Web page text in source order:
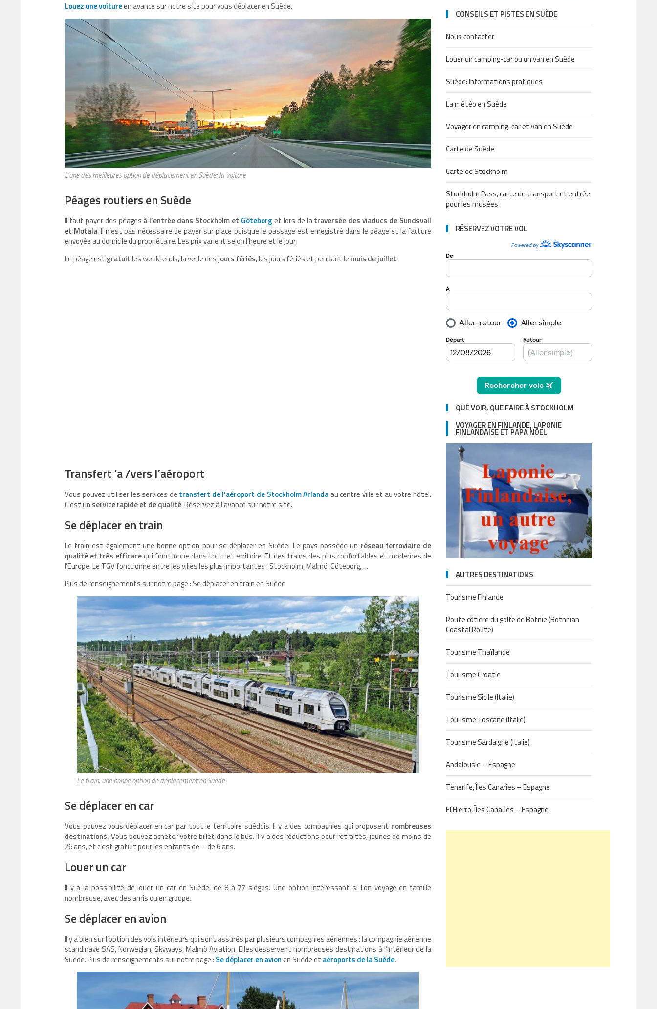
Louez une voitureen avance sur notre site pour vous déplacer en Suède.
L’une des meilleures option de déplacement en Suède: la voiture
Péages routiers en Suède
Il faut payer des péages à l’entrée dans Stockholm et Göteborg et lors de latraversée des viaducs de Sundsvall
et Motala. Il n’est pas nécessaire de payer sur place puisque le passage est enregistré dans le péage et la facture
envoyée au domicile du propriétaire. Les prix varient selon l’heure et le jour.
Le péage est gratuitles week-ends, la veille des jours fériés, les jours fériés et pendant le mois de juillet.
Transfert ‘a /vers l’aéroport
Vous pouvez utiliser les services de transfert de l’aéroport de Stockholm Arlanda au centre ville et au votre hôtel.
C’est un service rapide et de qualité. Réservez à l’avance sur notre site.
Se déplacer en train
Le train est également une bonne option pour se déplacer en Suède. Le pays possède un réseau ferroviaire de
qualité et très efficacequi fonctionne dans tout le territoire. Et des trains des plus confortables et modernes de
l’Europe. Le TGV fonctionne entre les villes les plus importantes : Stockholm, Malmö, Göteborg,….
Plus de renseignements sur notre page : Se déplacer en train en Suède
Le train, une bonne option de déplacement en Suède
Se déplacer en car
Vous pouvez vous déplacer en car par tout le territoire suédois. Il y a des compagnies qui proposent nombreuses
destinations. Vous pouvez acheter votre billet dans le bus. Il y a des réductions pour retraités, jeunes de moins de
26 ans, et c’est gratuit pour les enfants de – de 6 ans.
Louer un car
Il y a la possibilité de louer un car en Suède, de 8 à 77 sièges. Une option intéressant si l’on voyage en famille
nombreuse, avec des amis ou en groupe.
Se déplacer en avion
Il y a bien sur l’option des vols intérieurs qui sont assurés par plusieurs compagnies aériennes : la compagnie aérienne
scandinave SAS, Norwegian, Skyways, Malmö Aviation. Elles desservent nombreuses destinations à l’intérieur de la
Suède. Plus de renseignements sur notre page : Se déplacer en avionen Suède et aéroports de la Suède.
CONSEILS ET PISTES EN SUÈDE
Nous contacter
Louer un camping-car ou un van en Suède
Suède: Informations pratiques
La météo en Suède
Voyager en camping-car et van en Suède
Carte de Suède
Carte de Stockholm
Stockholm Pass, carte de transport et entrée
pour les musées
RÉSERVEZ VOTRE VOL
QUÉ VOIR, QUE FAIRE À STOCKHOLM
VOYAGER EN FINLANDE, LAPONIE
FINLANDAISE ET PAPA NÖEL
AUTRES DESTINATIONS
Tourisme Finlande
Route côtière du golfe de Botnie (Bothnian
Coastal Route)
Tourisme Thaïlande
Tourisme Croatie
Tourisme Sicile (Italie)
Tourisme Toscane (Italie)
Tourisme Sardaigne (Italie)
Andalousie – Espagne
Tenerife, Îles Canaries – Espagne
El Hierro, Îles Canaries – Espagne